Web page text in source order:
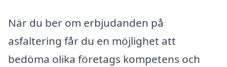
När du ber om erbjudanden på
asfaltering får du en möjlighet att
bedöma olika företags kompetens och